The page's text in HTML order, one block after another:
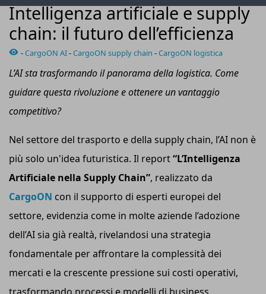
Intelligenza artificiale e supply
chain: il futuro dell’efficienza
-CargoON AI-CargoON supply chain -CargoON logistica
L’AI sta trasformando il panorama della logistica. Come
guidare questa rivoluzione e ottenere un vantaggio
competitivo?
Nel settore del trasporto e della supply chain, l’AI non è
più solo un'idea futuristica. Il report“L’Intelligenza
Artificiale nella Supply Chain”, realizzato da
CargoON con il supporto di esperti europei del
settore, evidenzia come in molte aziende l’adozione
dell’AI sia già realtà, rivelandosi una strategia
fondamentale per affrontare la complessità dei
mercati e la crescente pressione sui costi operativi,